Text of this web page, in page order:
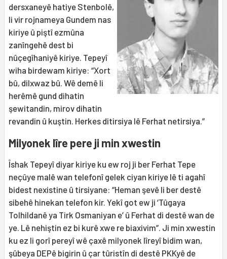
dersxaneyê hatiye Stenbolê,
li vir rojnameya Gundem nas
kiriye û piştî ezmûna
zanîngehê dest bi
nûçegîhaniyê kiriye. Tepeyî
wiha birdewam kiriye: “Xort
bû, dilxwaz bû. Wê demê li
herêmê gund dihatin
şewitandin, mirov dihatin
revandin û kuştin. Herkes ditirsiya lê Ferhat netirsiya.”
Milyonek lîre pere ji min xwestin
Îshak Tepeyî diyar kiriye ku ew roj ji ber Ferhat Tepe
neçûye malê wan telefonî gelek ciyan kiriye lê ti agahî
bidest nexistine û tirsiyane: “Heman şevê li ber destê
sibehê hinekan telefon kir. Yekî got ew ji ‘Tûgaya
Tolhildanê ya Tirk Osmaniyan e’ û Ferhat di destê wan de
ye. Lê nehiştin ez bi kurê xwe re biaxivim”. Ji min xwestin
ku ez li gorî pereyî wê çaxê milyonek lîreyî bidim wan,
şûbeya DEPê bigirin û çar tûristîn di destê PKKyê de